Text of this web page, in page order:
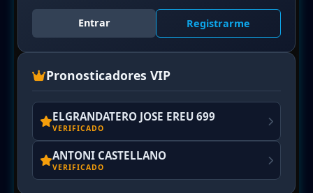
Entrar Registrarme
Pronosticadores VIP
ELGRANDATERO JOSE EREU 699
VERIFICADO
ANTONI CASTELLANO
VERIFICADO